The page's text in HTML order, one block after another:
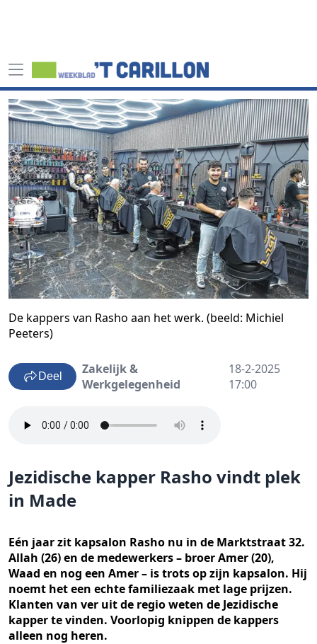
De kappers van Rasho aan het werk. (beeld: Michiel
Peeters)
Deel
Zakelijk &
Werkgelegenheid
18-2-2025
17:00
Jezidische kapper Rasho vindt plek
in Made
Eén jaar zit kapsalon Rasho nu in de Marktstraat 32.
Allah (26) en de medewerkers – broer Amer (20),
Waad en nog een Amer – is trots op zijn kapsalon. Hij
noemt het een echte familiezaak met lage prijzen.
Klanten van ver uit de regio weten de Jezidische
kapper te vinden. Voorlopig knippen de kappers
alleen nog heren.